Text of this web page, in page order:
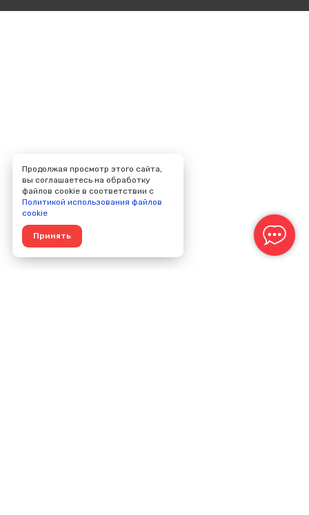
Продолжая просмотр этого сайта,
вы соглашаетесь на обработку
файлов cookie в соответствии с
Политикой использования файлов
cookie
Принять